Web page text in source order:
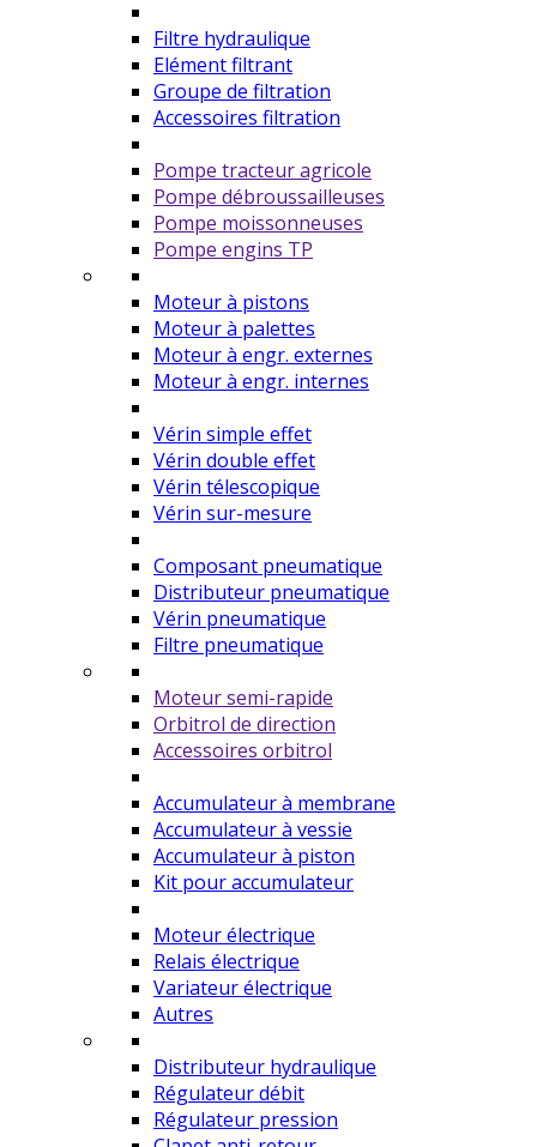
Filtre hydraulique
Elément filtrant
Groupe de filtration
Accessoires filtration
Pompe tracteur agricole
Pompe débroussailleuses
Pompe moissonneuses
Pompe engins TP
Moteur à pistons
Moteur à palettes
Moteur à engr. externes
Moteur à engr. internes
Vérin simple effet
Vérin double effet
Vérin télescopique
Vérin sur-mesure
Composant pneumatique
Distributeur pneumatique
Vérin pneumatique
Filtre pneumatique
Moteur semi-rapide
Orbitrol de direction
Accessoires orbitrol
Accumulateur à membrane
Accumulateur à vessie
Accumulateur à piston
Kit pour accumulateur
Moteur électrique
Relais électrique
Variateur électrique
Autres
Distributeur hydraulique
Régulateur débit
Régulateur pression